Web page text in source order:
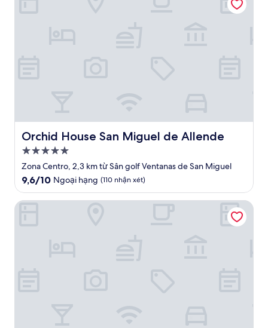
Orchid House San Miguel de Allende
Orchid House San Miguel de Allende
Nơi
lưu
trú
5.0
sao
Zona Centro, 2,3 km từ Sân golf Ventanas de San Miguel
9.6
trên
10,
9,6/10 Ngoại hạng (110 nhận xét)
Pueblo Bonito Vantage San Miguel de Allende